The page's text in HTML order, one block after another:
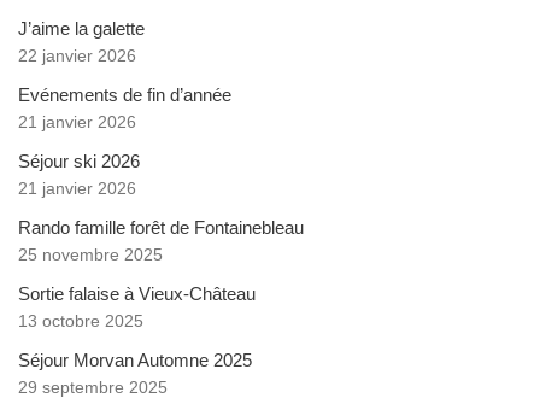
J’aime la galette
22 janvier 2026
Evénements de fin d’année
21 janvier 2026
Séjour ski 2026
21 janvier 2026
Rando famille forêt de Fontainebleau
25 novembre 2025
Sortie falaise à Vieux-Château
13 octobre 2025
Séjour Morvan Automne 2025
29 septembre 2025